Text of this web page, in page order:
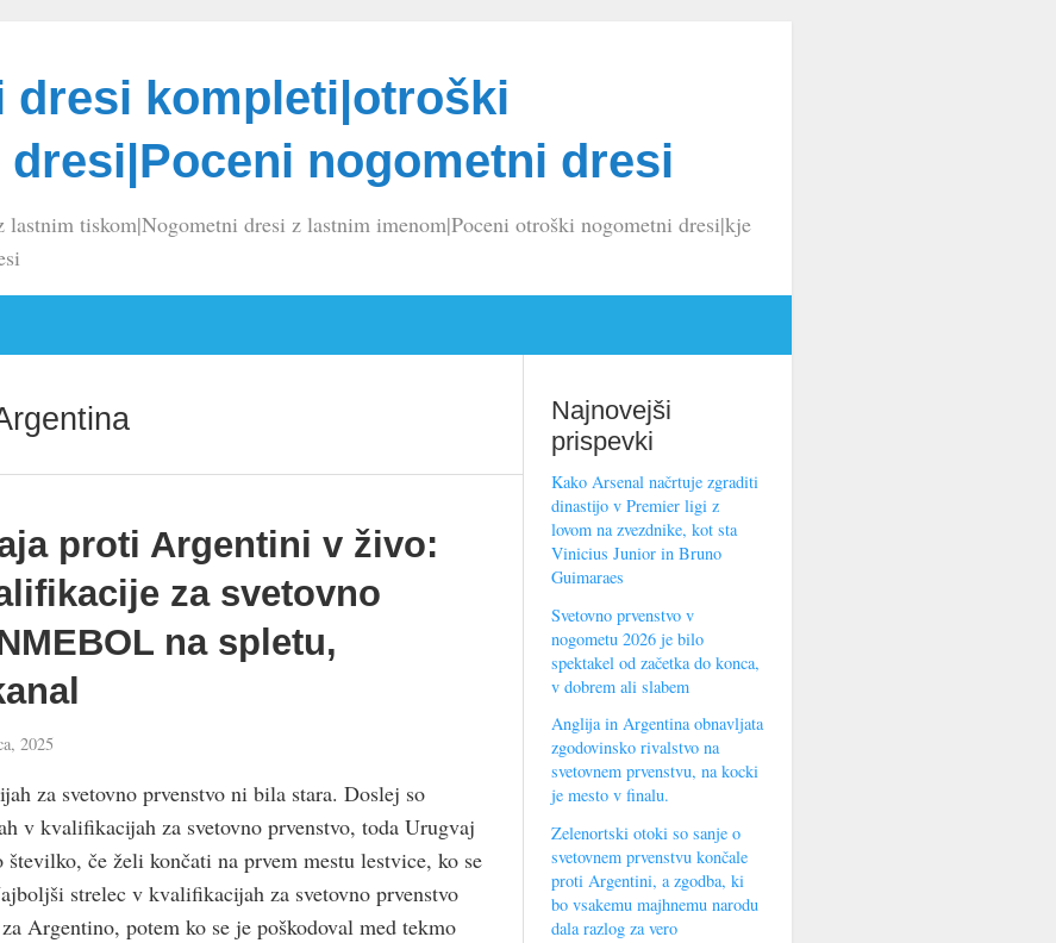
dresi kompleti|otroški
nogometni dresi
lastnim tiskom|Nogometni dresi z lastnim imenom|Poceni otroški nogometni dresi|kje
proti Argentini v živo:
za svetovno
na spletu,
2025
za svetovno prvenstvo ni bila stara. Doslej so
v kvalifikacijah za svetovno prvenstvo, toda Urugvaj
če želi končati na prvem mestu lestvice, ko se
strelec v kvalifikacijah za svetovno prvenstvo
Argentino, potem ko se je poškodoval med tekmo
Najnovejši
prispevki
Kako Arsenal načrtuje zgraditi
dinastijo v Premier ligi z
lovom na zvezdnike, kot sta
Vinicius Junior in Bruno
Guimaraes
Svetovno prvenstvo v
nogometu 2026 je bilo
spektakel od začetka do konca,
v dobrem ali slabem
Anglija in Argentina obnavljata
zgodovinsko rivalstvo na
svetovnem prvenstvu, na kocki
je mesto v finalu.
Zelenortski otoki so sanje o
svetovnem prvenstvu končale
proti Argentini, a zgodba, ki
bo vsakemu majhnemu narodu
dala razlog za vero